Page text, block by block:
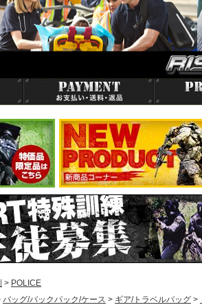
> POLICE
バッグ/バックパック/ケース > ギア/トラベルバッグ >